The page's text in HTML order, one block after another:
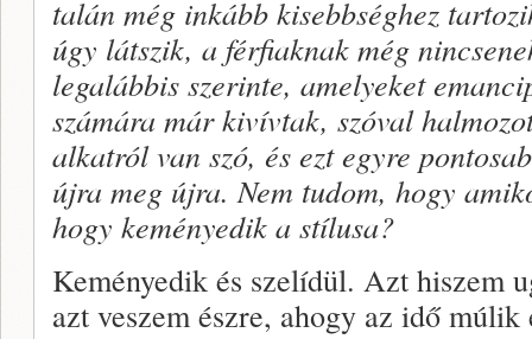
talán még inkább kisebbséghez
úgy látszik, a férfiaknak még
legalábbis szerinte, amelyeket
számára már kivívtak, szóval
alkatról van szó, és ezt egyre
újra meg újra. Nem tudom, hogy
hogy keményedik a stílusa?
Keményedik és szelídül. Azt hiszem
azt veszem észre, ahogy az idő